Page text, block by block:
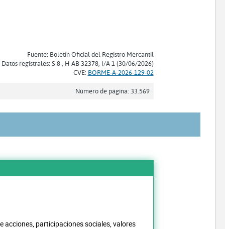
Fuente: Boletín Oficial del Registro Mercantil
Datos registrales: S 8 , H AB 32378, I/A 1 (30/06/2026)
CVE: BORME-A-2026-129-02
Número de página: 33.569
acciones, participaciones sociales, valores